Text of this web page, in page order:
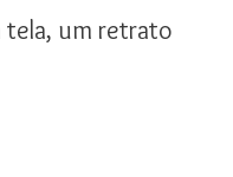
tela, um retrato